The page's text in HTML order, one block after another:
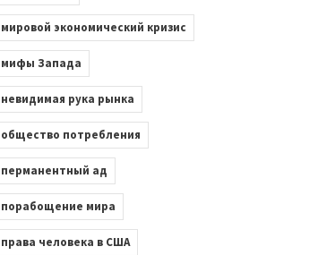
мировой экономический кризис
мифы Запада
невидимая рука рынка
общество потребления
перманентный ад
порабощение мира
права человека в США